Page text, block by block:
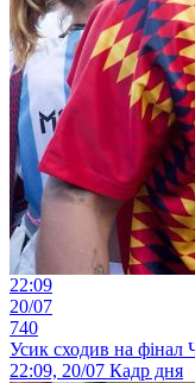
22:09
20/07
740
Усик сходив на фінал
22:09, 20/07 Кадр дня